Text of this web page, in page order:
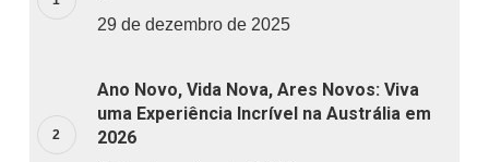
29 de dezembro de 2025
Ano Novo, Vida Nova, Ares Novos: Viva
uma Experiência Incrível na Austrália em
2026